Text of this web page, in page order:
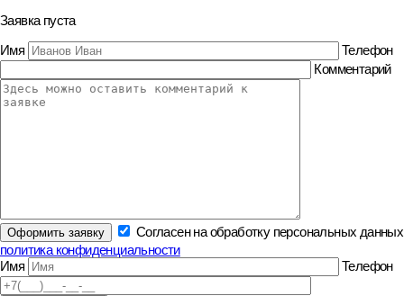
Заявка пуста
Имя
Телефон
Комментарий
Согласен на обработку персональных данных
политика конфиденциальности
Имя
Телефон